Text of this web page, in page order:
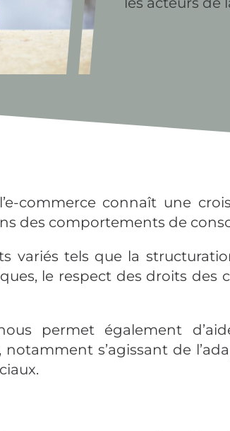
commerce connaît une
des comportements de
variés tels que la
le respect des droits des
permet également
s’agissant de